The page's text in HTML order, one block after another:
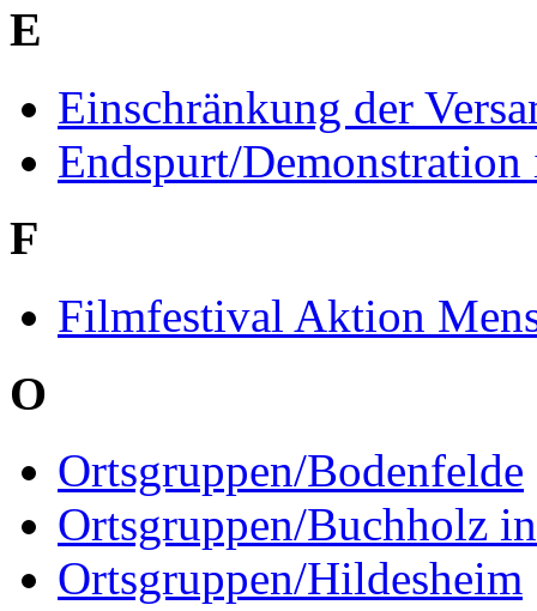
E
Einschränkung der
Endspurt/
F
Filmfestival Aktion
O
Ortsgruppen/Bodenfelde
Ortsgruppen/Buchholz
Ortsgruppen/Hildesheim